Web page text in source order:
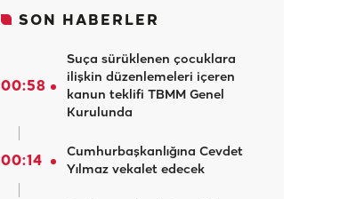
SON HABERLER
00:58
Suça sürüklenen çocuklara
ilişkin düzenlemeleri içeren
kanun teklifi TBMM Genel
Kurulunda
00:14
Cumhurbaşkanlığına Cevdet
Yılmaz vekalet edecek